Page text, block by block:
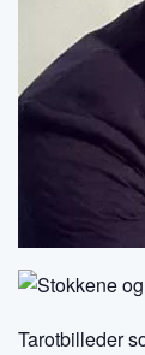
Tarotbilleder